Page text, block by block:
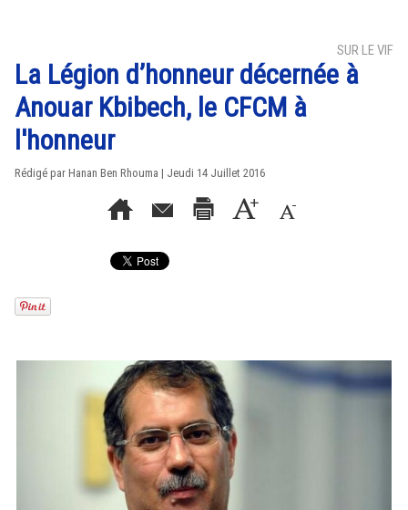
SUR LE VIF
La Légion d’honneur décernée à
Anouar Kbibech, le CFCM à
l'honneur
Rédigé par Hanan Ben Rhouma | Jeudi 14 Juillet 2016